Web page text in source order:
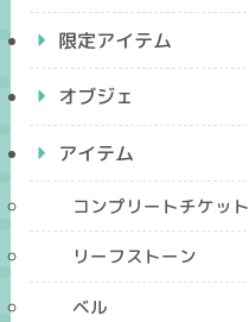
限定アイテム
オブジェ
アイテム
コンプリートチケット
リーフストーン
ベル